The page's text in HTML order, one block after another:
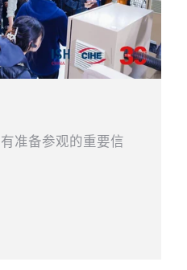
准备参观的重要信